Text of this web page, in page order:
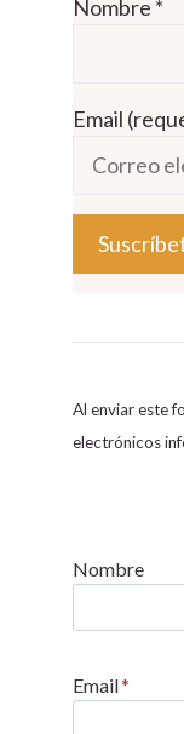
Nombre *
Email
o
s
t
C
n
a
Al enviar este
electrónicos
Nombre
Email*